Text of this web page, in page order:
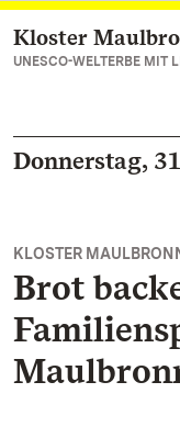
Zum Hauptinhalt
Kloster
UNESCO-WELTERBE MIT
Donnerstag,
KLOSTER
Brot